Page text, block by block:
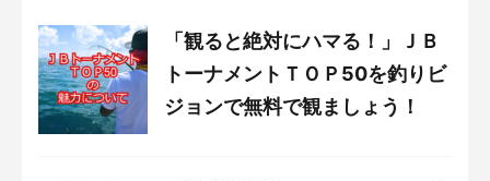
「観ると絶対にハマる！」ＪＢ
トーナメントＴＯＰ50を釣りビ
ジョンで無料で観ましょう！